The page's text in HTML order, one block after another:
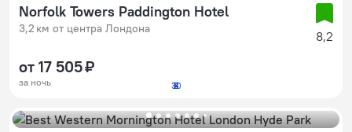
Norfolk Towers Paddington Hotel
3,2 км от центра Лондона 8,2
от 17 505 ₽
за ночь 2
3
4
5
30